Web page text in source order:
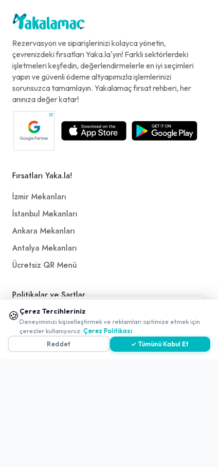
Rezervasyon ve siparişlerinizi kolayca yönetin,
çevrenizdeki fırsatları Yaka.la'yın! Farklı sektörlerdeki
işletmeleri keşfedin, değerlendirmelerle en iyi seçimleri
yapın ve güvenli ödeme altyapımızla işlemlerinizi
sorunsuzca tamamlayın. Yakalamaç fırsat rehberi, her
anınıza değer katar!
Fırsatları Yaka.la!
İzmir Mekanları
İstanbul Mekanları
Ankara Mekanları
Antalya Mekanları
Ücretsiz QR Menü
Politikalar ve Şartlar
Çerez Politikası
Gizlilik Politikası
Teslimat, İptal ve İade Politikası
🍪 Çerez Tercihleriniz
Deneyiminizi kişiselleştirmek ve reklamları optimize etmek için
çerezler kullanıyoruz. Çerez Politikası
Reddet
✓ Tümünü Kabul Et
📱 Mobil uygulamamızı keşfedin!
✖